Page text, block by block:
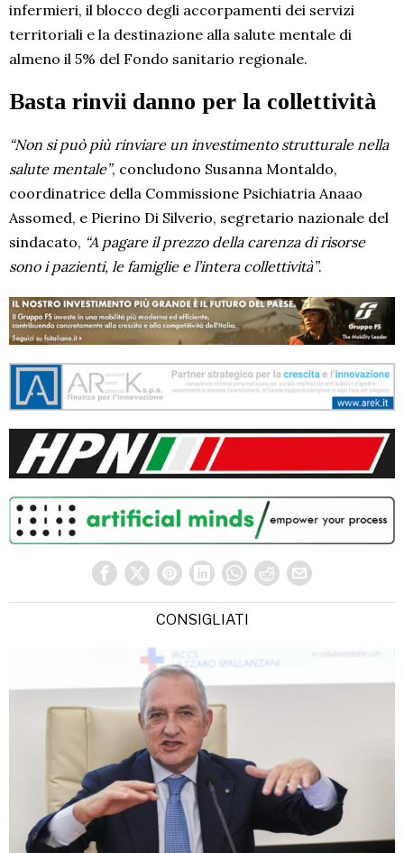
infermieri, il blocco degli accorpamenti dei servizi
territoriali e la destinazione alla salute mentale di
almeno il 5% del Fondo sanitario regionale.
Basta rinvii danno per la collettività
“Non si può più rinviare un investimento strutturale nella
salute mentale”, concludono Susanna Montaldo,
coordinatrice della Commissione Psichiatria Anaao
Assomed, e Pierino Di Silverio, segretario nazionale del
sindacato, “A pagare il prezzo della carenza di risorse
sono i pazienti, le famiglie e l’intera collettività”.
CONSIGLIATI